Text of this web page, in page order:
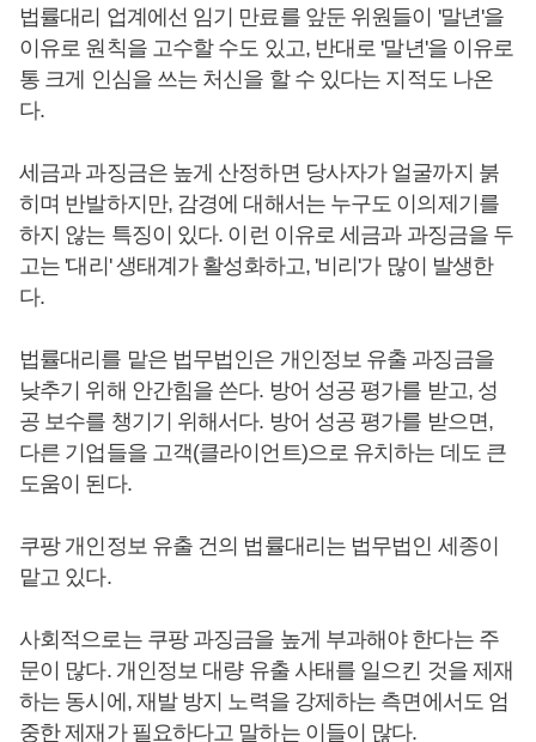
법률대리 업계에선 임기 만료를 앞둔 위원들이 '말년'을
이유로 원칙을 고수할 수도 있고, 반대로 '말년'을 이유로
통 크게 인심을 쓰는 처신을 할 수 있다는 지적도 나온
다.
세금과 과징금은 높게 산정하면 당사자가 얼굴까지 붉
히며 반발하지만, 감경에 대해서는 누구도 이의제기를
하지 않는 특징이 있다. 이런 이유로 세금과 과징금을 두
고는 '대리' 생태계가 활성화하고, '비리'가 많이 발생한
다.
법률대리를 맡은 법무법인은 개인정보 유출 과징금을
낮추기 위해 안간힘을 쓴다. 방어 성공 평가를 받고, 성
공 보수를 챙기기 위해서다. 방어 성공 평가를 받으면,
다른 기업들을 고객(클라이언트)으로 유치하는 데도 큰
도움이 된다.
쿠팡 개인정보 유출 건의 법률대리는 법무법인 세종이
맡고 있다.
사회적으로는 쿠팡 과징금을 높게 부과해야 한다는 주
문이 많다. 개인정보 대량 유출 사태를 일으킨 것을 제재
하는 동시에, 재발 방지 노력을 강제하는 측면에서도 엄
중한 제재가 필요하다고 말하는 이들이 많다.